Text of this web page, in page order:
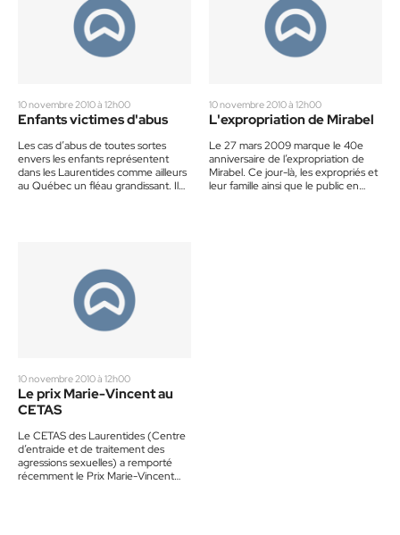
10 novembre 2010 à 12h00
Enfants victimes d'abus
Les cas d’abus de toutes sortes
envers les enfants représentent
dans les Laurentides comme ailleurs
au Québec un fléau grandissant. Il
10 novembre 2010 à 12h00
L'expropriation de Mirabel
Le 27 mars 2009 marque le 40e
anniversaire de l’expropriation de
Mirabel. Ce jour-là, les expropriés et
leur famille ainsi que le public en
10 novembre 2010 à 12h00
Le prix Marie-Vincent au
CETAS
Le CETAS des Laurentides (Centre
d’entraide et de traitement des
agressions sexuelles) a remporté
récemment le Prix Marie-Vincent